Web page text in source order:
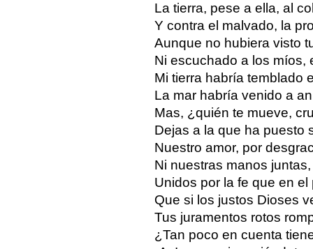
La tierra, pese a ella, al
Y contra el malvado, la
Aunque no hubiera visto
Ni escuchado a los míos,
Mi tierra habría temblado
La mar habría venido a
Mas, ¿quién te mueve,
Dejas a la que ha puesto
Nuestro amor, por
Ni nuestras manos
Unidos por la fe que en el
Que si los justos Dioses
Tus juramentos rotos
¿Tan poco en cuenta